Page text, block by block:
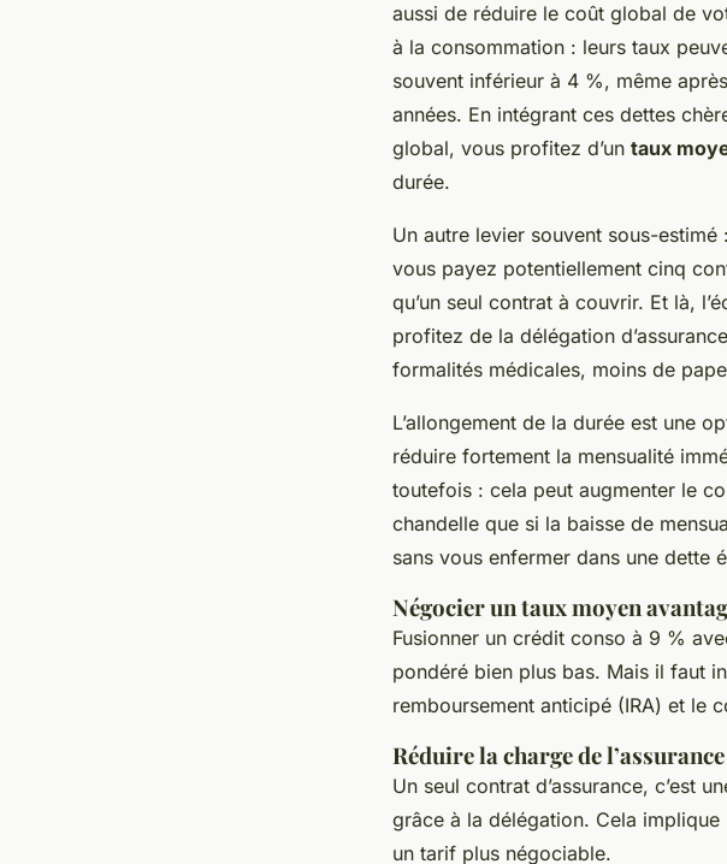
aussi de réduire le coût global de
à la consommation : leurs taux
souvent inférieur à 4 %, même
années. En intégrant ces dettes
global, vous profitez d’un taux
durée.
Un autre levier souvent sous-estimé
vous payez potentiellement cinq
qu’un seul contrat à couvrir. Et là,
profitez de la délégation
formalités médicales, moins de
L’allongement de la durée est une
réduire fortement la mensualité
toutefois : cela peut augmenter le
chandelle que si la baisse de
sans vous enfermer dans une dette
Négocier un taux moyen
Fusionner un crédit conso à 9 %
pondéré bien plus bas. Mais il faut
remboursement anticipé (IRA) et le
Réduire la charge de
Un seul contrat d’assurance, c’est
grâce à la délégation. Cela
un tarif plus négociable.